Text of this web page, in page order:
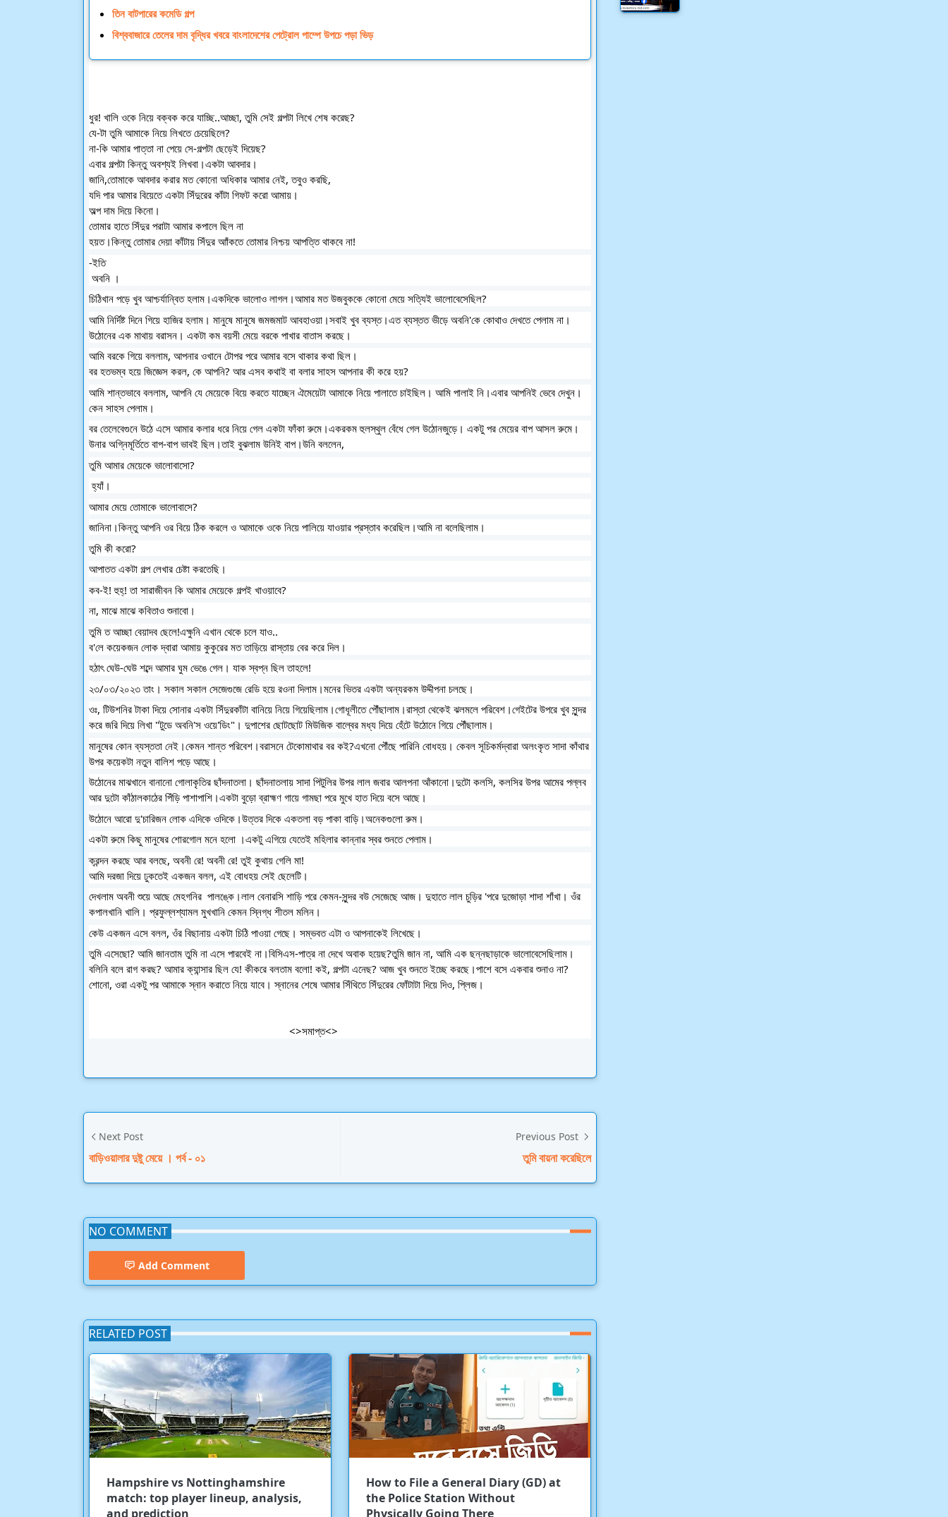
তিন বাটপারের কমেডি গল্প
বিশ্ববাজারে তেলের দাম বৃদ্ধির খবরে বাংলাদেশের পেট্রোল পাম্পে উপচে পড়া ভিড়
ধুর! খালি ওকে নিয়ে বক্বক করে যাচ্ছি..আচ্ছা, তুমি সেই গল্পটা লিখে শেষ করেছ?
যে-টা তুমি আমাকে নিয়ে লিখতে চেয়েছিলে?
না-কি আমার পাত্তা না পেয়ে সে-গল্পটা ছেড়েই দিয়েছ?
এবার গল্পটা কিন্তু অবশ্যই লিখবা।একটা আবদার।
জানি,তোমাকে আবদার করার মত কোনো অধিকার আমার নেই, তবুও করছি,
যদি পার আমার বিয়েতে একটা সিঁদুরের কাঁটা গিফট করো আমায়।
অল্প দাম দিয়ে কিনো।
তোমার হাতে সিঁদুর পরাটা আমার কপালে ছিল না
হয়ত।কিন্তু তোমার দেয়া কাঁটায় সিঁদুর আাঁকতে তোমার নিশ্চয় আপত্তি থাকবে না!
-ইতি
অবনি ।
চিঠিখান পড়ে খুব আশ্চর্যান্বিত হলাম।একদিকে ভালোও লাগল।আমার মত উজবুককে কোনো মেয়ে সত্যিই ভালোবেসেছিল?
আমি নির্দিষ্ট দিনে গিয়ে হাজির হলাম। মানুষে মানুষে জমজমাট আবহাওয়া।সবাই খুব ব্যস্ত।এত ব্যস্তত ভীড়ে অবনি'কে কোথাও দেখতে পেলাম না।
উঠোনের এক মাথায় বরাসন। একটা কম বয়সী মেয়ে বরকে পাখার বাতাস করছে।
আমি বরকে গিয়ে বললাম, আপনার ওখানে টোপর পরে আমার বসে থাকার কথা ছিল।
বর হতভম্ব হয়ে জিজ্ঞেস করল, কে আপনি? আর এসব কথাই বা বলার সাহস আপনার কী করে হয়?
আমি শান্তভাবে বললাম, আপনি যে মেয়েকে বিয়ে করতে যাচ্ছেন ঐমেয়েটা আমাকে নিয়ে পালাতে চাইছিল। আমি পালাই নি।এবার আপনিই ভেবে দেখুন।
কেন সাহস পেলাম।
বর তেলেবেগুনে উঠে এসে আমার কলার ধরে নিয়ে গেল একটা ফাঁকা রুমে।একরকম হুলস্থুল বেঁধে গেল উঠোনজুড়ে। একটু পর মেয়ের বাপ আসল রুমে।
উনার অগ্নিমূর্তিতে বাপ-বাপ ভাবই ছিল।তাই বুঝলাম উনিই বাপ।উনি বললেন,
তুমি আমার মেয়েকে ভালোবাসো?
হ্যাঁ।
আমার মেয়ে তোমাকে ভালোবাসে?
জানিনা।কিন্তু আপনি ওর বিয়ে ঠিক করলে ও আমাকে ওকে নিয়ে পালিয়ে যাওয়ার প্রস্তাব করেছিল।আমি না বলেছিলাম।
তুমি কী করো?
আপাতত একটা গল্প লেখার চেষ্টা করতেছি।
কব-ই! হুহ্! তা সারাজীবন কি আমার মেয়েকে গল্পই খাওয়াবে?
না, মাঝে মাঝে কবিতাও শুনাবো।
তুমি ত আচ্ছা বেয়াদব ছেলে!এক্ষুনি এখান থেকে চলে যাও..
ব'লে কয়েকজন লোক দ্বারা আমায় কুকুরের মত তাড়িয়ে রাস্তায় বের করে দিল।
হঠাৎ ঘেউ-ঘেউ শব্দে আমার ঘুম ভেঙে গেল। যাক স্বপ্ন ছিল তাহলে!
২৩/০৩/২০২৩ তাং। সকাল সকাল সেজেগুজে রেডি হয়ে রওনা দিলাম।মনের ভিতর একটা অন্যরকম উদ্দীপনা চলছে।
ওঃ, টিউশনির টাকা দিয়ে সোনার একটা সিঁদুরকাঁটা বানিয়ে নিয়ে গিয়েছিলাম।গোধূলীতে পৌঁছালাম।রাস্তা থেকেই ঝলমলে পরিবেশ।গেইটের উপরে খুব সুন্দর
করে জরি দিয়ে লিখা "টুডে অবনি'স ওয়ে'ডিং"। দুপাশের ছোটছোট মিউজিক বাল্বের মধ্য দিয়ে হেঁটে উঠোনে গিয়ে পৌঁছালাম।
মানুষের কোন ব্যস্ততা নেই।কেমন শান্ত পরিবেশ।বরাসনে টেকোমাথার বর কই?এখনো পৌঁছে পারিনি বোধহয়। কেবল সূচিকর্মদ্বারা অলংকৃত সাদা কাঁথার
উপর কয়েকটা নতুন বালিশ পড়ে আছে।
উঠোনের মাঝখানে বানানো গোলাকৃতির ছাঁদনাতলা। ছাঁদনাতলায় সাদা পিটুলির উপর লাল জবার আলপনা আঁকানো।দুটো কলসি, কলসির উপর আমের পল্লব
আর দুটো কাঁঠালকাঠের পিঁড়ি পাশাপাশি।একটা বুড়ো ব্রাহ্মণ গায়ে গামছা পরে মুখে হাত দিয়ে বসে আছে।
উঠোনে আরো দু'চারিজন লোক এদিকে ওদিকে।উত্তর দিকে একতলা বড় পাকা বাড়ি।অনেকগুলো রুম।
একটা রুমে কিছু মানুষের শোরগোল মনে হলো ।একটু এগিয়ে যেতেই মহিলার কান্নার স্বর শুনতে পেলাম।
ক্রন্দন করছে আর বলছে, অবনী রে! অবনী রে! তুই কুথায় গেলি মা!
আমি দরজা দিয়ে ঢুকতেই একজন বলল, এই বোধহয় সেই ছেলেটি।
দেখলাম অবনী শুয়ে আছে মেহগনির  পালঙ্কে।লাল বেনারসি শাড়ি পরে কেমন-সুন্দর বউ সেজেছে আজ। দুহাতে লাল চুড়ির 'পরে দুজোড়া শাদা শাঁখা। ওঁর
কপালখানি খালি। প্রফুল্লশ্যামল মুখখানি কেমন স্নিগ্ধ শীতল মলিন।
কেউ একজন এসে বলল, ওঁর বিছানায় একটা চিঠি পাওয়া গেছে। সম্ভবত এটা ও আপনাকেই লিখেছে।
তুমি এসেছো? আমি জানতাম তুমি না এসে পারবেই না।বিসিএস-পাত্র না দেখে অবাক হয়েছ?তুমি জান না, আমি এক ছন্নছাড়াকে ভালোবেসেছিলাম।
বলিনি বলে রাগ করছ? আমার ক্যান্সার ছিল যে! কীকরে বলতাম বলো! কই, গল্পটা এনেছ? আজ খুব শুনতে ইচ্ছে করছে।পাশে বসে একবার শুনাও না?
শোনো, ওরা একটু পর আমাকে স্নান করাতে নিয়ে যাবে। স্নানের শেষে আমার সিঁথিতে সিঁদুরের ফোঁটাটা দিয়ে দিও, প্লিজ।
                                                                       <>সমাপ্ত<>
Next Post
বাড়িওয়ালার দুষ্টু মেয়ে । পর্ব - ০১
Previous Post
তুমি বায়না করেছিলে
NO COMMENT
Add Comment
RELATED POST
Hampshire vs Nottinghamshire
match: top player lineup, analysis,
and prediction
How to File a General Diary (GD) at
the Police Station Without
Physically Going There